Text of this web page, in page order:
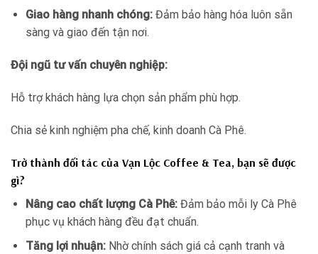
Giao hàng nhanh chóng:Đảm bảo hàng hóa luôn sẵn
sàng và giao đến tận nơi.
Đội ngũ tư vấn chuyên nghiệp:
Hỗ trợ khách hàng lựa chọn sản phẩm phù hợp.
Chia sẻ kinh nghiệm pha chế, kinh doanh Cà Phê.
Trở thành đối tác của Vạn Lộc Coffee & Tea, bạn sẽ được
gì?
Nâng cao chất lượng Cà Phê:Đảm bảo mỗi ly Cà Phê
phục vụ khách hàng đều đạt chuẩn.
Tăng lợi nhuận:Nhờ chính sách giá cả cạnh tranh và